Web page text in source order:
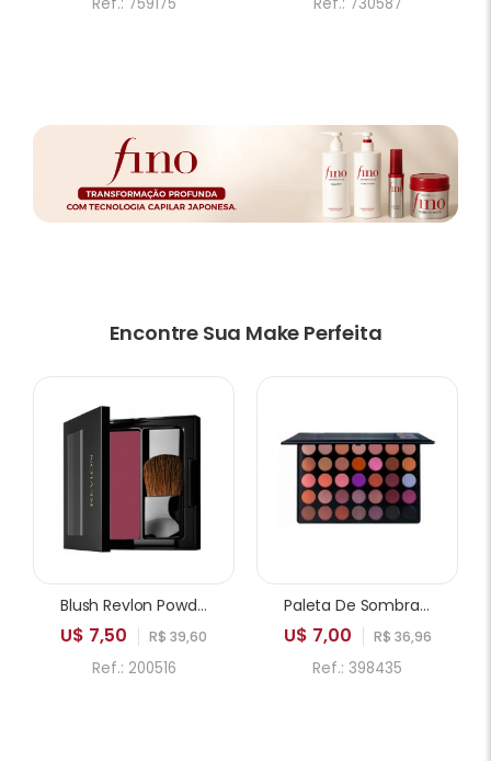
Ref.: 759175 Ref.: 730587
Encontre Sua Make Perfeita
Blush Revlon Powder 005 Playfull
U$ 7,50 R$ 39,60
Ref.: 200516
Paleta De Sombras ICANDY Sweetie Cake 35A 35 Cores
U$ 7,00 R$ 36,96
Ref.: 398435